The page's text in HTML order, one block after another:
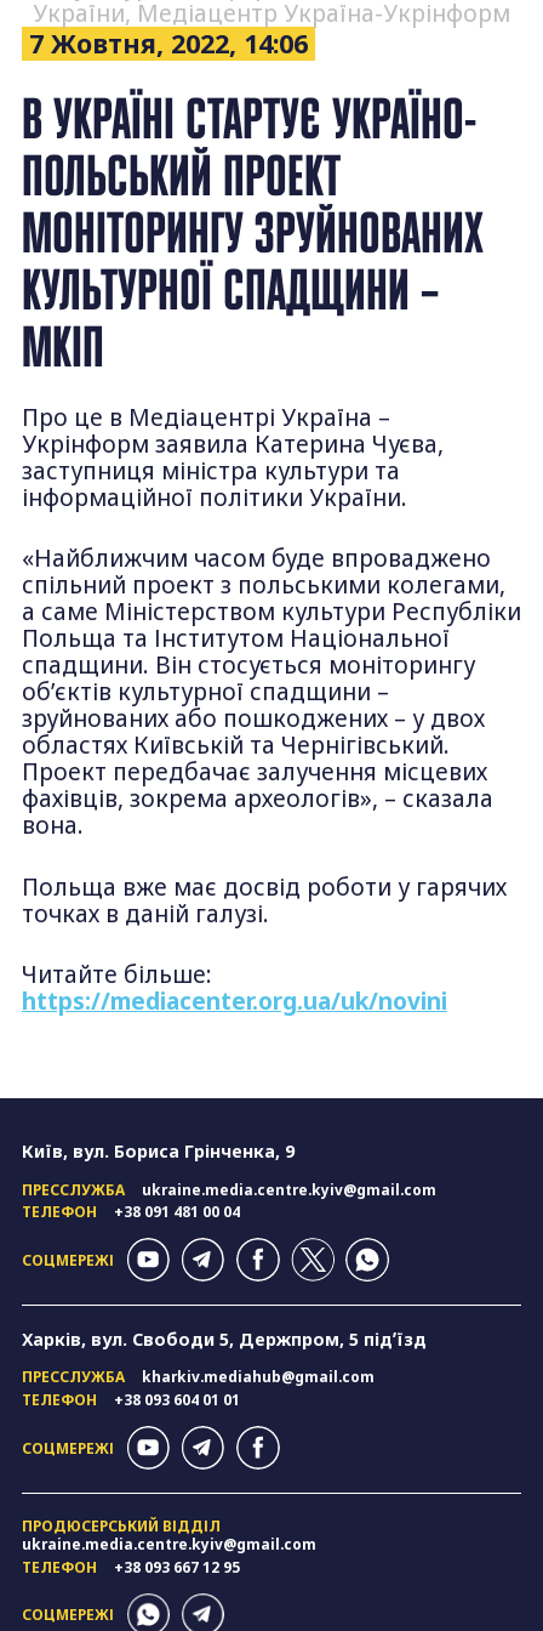
України, Медіацентр Україна-Укрінформ
7 Жовтня, 2022, 14:06
В УКРАЇНІ СТАРТУЄ УКРАЇНО-
ПОЛЬСЬКИЙ ПРОЕКТ
МОНІТОРИНГУ ЗРУЙНОВАНИХ
КУЛЬТУРНОЇ СПАДЩИНИ –
МКІП
Про це в Медіацентрі Україна –
Укрінформ заявила Катерина Чуєва,
заступниця міністра культури та
інформаційної політики України.
«Найближчим часом буде впроваджено
спільний проект з польськими колегами,
а саме Міністерством культури Республіки
Польща та Інститутом Національної
спадщини. Він стосується моніторингу
об’єктів культурної спадщини –
зруйнованих або пошкоджених – у двох
областях Київській та Чернігівський.
Проект передбачає залучення місцевих
фахівців, зокрема археологів», – сказала
вона.
Польща вже має досвід роботи у гарячих
точках в даній галузі.
Читайте більше:
https://mediacenter.org.ua/uk/novini
Київ, вул. Бориса Грінченка, 9
ПРЕССЛУЖБА
ukraine.media.centre.kyiv@gmail.com
ТЕЛЕФОН
+38 091 481 00 04
СОЦМЕРЕЖІ
Харків, вул. Свободи 5, Держпром, 5 підʼїзд
ПРЕССЛУЖБА
kharkiv.mediahub@gmail.com
ТЕЛЕФОН
+38 093 604 01 01
СОЦМЕРЕЖІ
ПРОДЮСЕРСЬКИЙ ВІДДІЛ
ukraine.media.centre.kyiv@gmail.com
ТЕЛЕФОН
+38 093 667 12 95
СОЦМЕРЕЖІ